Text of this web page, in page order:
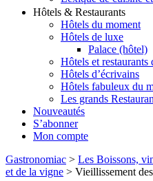
Hôtels & Restaurants
Hôtels du moment
Hôtels de luxe
Palace (hôtel)
Hôtels et restaurants
Hôtels d’écrivains
Hôtels fabuleux du
Les grands
Nouveautés
S’abonner
Mon compte
Gastronomiac > Les Boissons,
et de la vigne > Vieillissement